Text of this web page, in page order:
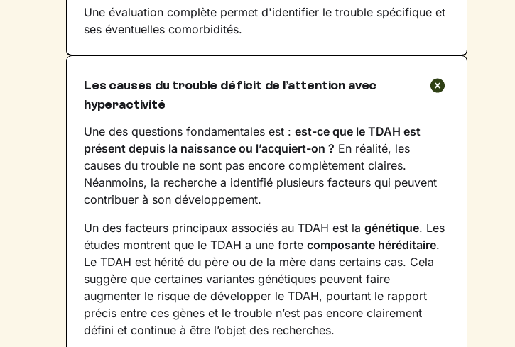
Une évaluation complète permet d'identifier le trouble spécifique et
ses éventuelles comorbidités.
Les causes du trouble déficit de l’attention avec
hyperactivité
Une des questions fondamentales est : est-ce que le TDAH est
présent depuis la naissance ou l’acquiert-on ? En réalité, les
causes du trouble ne sont pas encore complètement claires.
Néanmoins, la recherche a identifié plusieurs facteurs qui peuvent
contribuer à son développement.
Un des facteurs principaux associés au TDAH est la génétique. Les
études montrent que le TDAH a une forte composante héréditaire.
Le TDAH est hérité du père ou de la mère dans certains cas. Cela
suggère que certaines variantes génétiques peuvent faire
augmenter le risque de développer le TDAH, pourtant le rapport
précis entre ces gènes et le trouble n’est pas encore clairement
défini et continue à être l’objet des recherches.